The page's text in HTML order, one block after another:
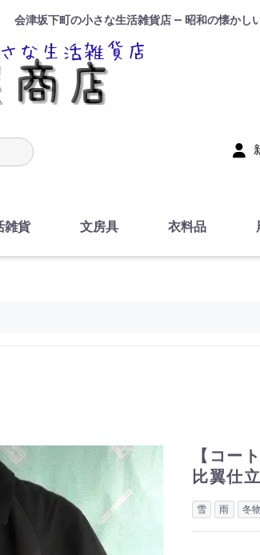
会津坂下町の小さな生活雑貨店 — 昭和の懐かし
雑貨 文房具 衣料品
【コー
比翼仕
雪 雨 冬物